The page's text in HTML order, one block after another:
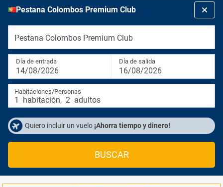
Pestana Colombos Premium Club
Pestana Colombos Premium Club
Día de entrada
14/08/2026
Día de salida
16/08/2026
Habitaciones/Personas
1 habitación, 2 adultos
Quiero incluir un vuelo ¡Ahorra tiempo y dinero!
BUSCAR